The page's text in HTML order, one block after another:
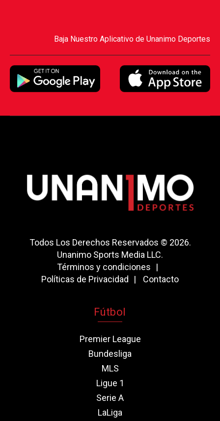
Baja Nuestro Aplicativo de Unanimo Deportes
Todos Los Derechos Reservados © 2026.
Unanimo Sports Media LLC.
Términos y condiciones
Políticas de Privacidad
Contacto
Fútbol
Premier League
Bundesliga
MLS
Ligue 1
Serie A
LaLiga